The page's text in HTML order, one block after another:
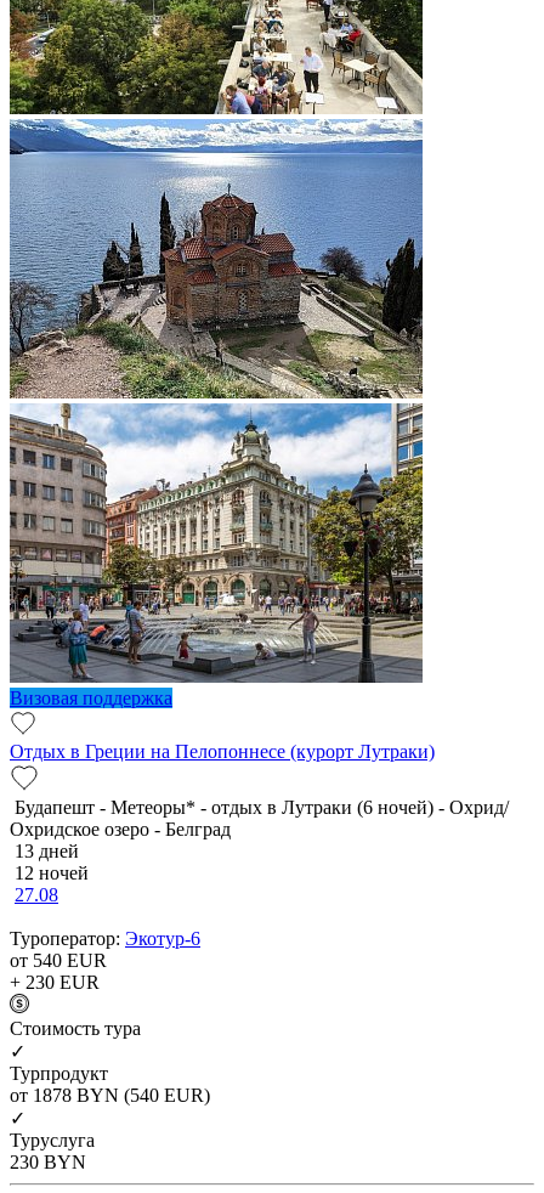
Визовая поддержка
Отдых в Греции на Пелопоннесе (курорт Лутраки)
Будапешт - Метеоры* - отдых в Лутраки (6 ночей) - Охрид/
Охридское озеро - Белград
13 дней
12 ночей
27.08
Туроператор: Экотур-6
от 540 EUR
+ 230 EUR
Cтоимость тура
✓
Турпродукт
от 1878 BYN (540 EUR)
✓
Туруслуга
230 BYN